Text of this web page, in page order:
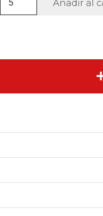
Clásica
Añadir al